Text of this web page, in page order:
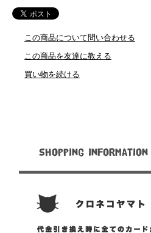
この商品について問い合わせる
この商品を友達に教える
買い物を続ける